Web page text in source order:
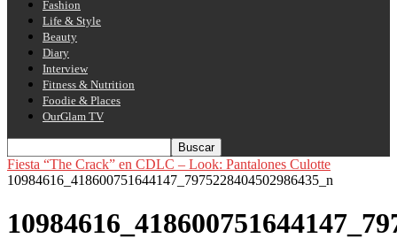
Fashion
Life & Style
Beauty
Diary
Interview
Fitness & Nutrition
Foodie & Places
OurGlam TV
Fiesta “The Crack” en CDLC – Look: Pantalones Culotte
10984616_418600751644147_7975228404502986435_n